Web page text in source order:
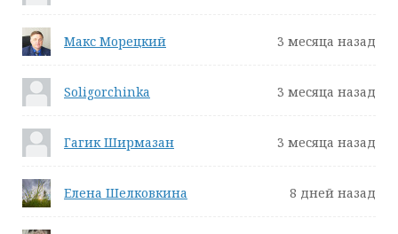
Макс Морецкий 3 месяца назад
Soligorchinka 3 месяца назад
Гагик Ширмазан 3 месяца назад
Елена Шелковкина 8 дней назад